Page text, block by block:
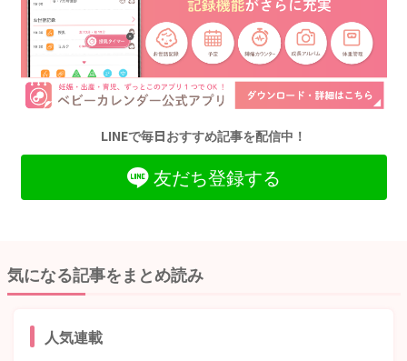
LINEで毎日おすすめ記事を配信中！
友だち登録する
気になる記事をまとめ読み
人気連載